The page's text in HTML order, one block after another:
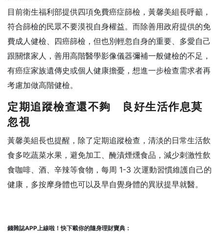
目前衛生福利部提供四項免費癌症篩檢，黃馨美組長呼籲，
符合篩檢的民眾不要漠視自身權益。而除善用政府提供的免
費成人健檢、四癌篩檢，但也別輕忽自身的重要、多愛自己
跟關懷家人，善用高階醫學影像儀器彌補一般健檢的不足，
有癌症家族遺傳史或個人健康擔憂，想進一步檢查需求者再
考慮加做高階健檢。
定期追蹤檢查還不夠 良好生活作息莫
忽視
黃馨美組長也提醒，除了定期追蹤檢查，清淡的日常生活飲
食多吃蔬菜水果，避免加工、醃漬煙燻食品，減少刺激性飲
食咖啡、酒、辛辣等食物，每周 1-3 次運動習慣維護自己的
健康，多按摩身體也可以及早自覺身體的異狀提早就醫。
錢雜誌APP上線啦！快下載你的隨身理財寶典：